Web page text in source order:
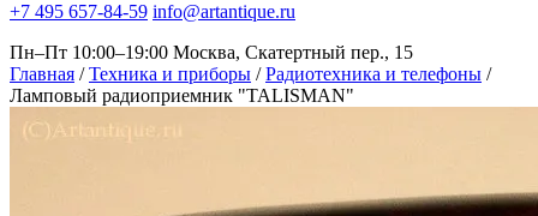
+7 495 657-84-59 info@artantique.ru
Пн–Пт 10:00–19:00 Москва, Скатертный пер., 15
Главная / Техника и приборы / Радиотехника и телефоны /
Ламповый радиоприемник "TALISMAN"